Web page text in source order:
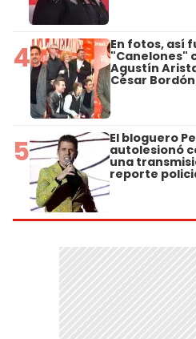
4 En fotos, así
"Canelones"
Agustín
César Bordón
5 El bloguero
autolesionó
una
reporte